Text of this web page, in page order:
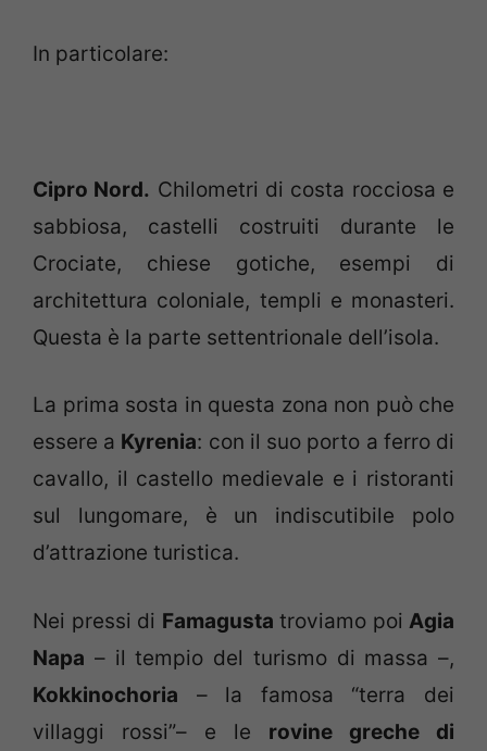
In particolare:
Cipro Nord. Chilometri di costa rocciosa e
sabbiosa, castelli costruiti durante le
Crociate, chiese gotiche, esempi di
architettura coloniale, templi e monasteri.
Questa è la parte settentrionale dell’isola.
La prima sosta in questa zona non può che
essere a Kyrenia: con il suo porto a ferro di
cavallo, il castello medievale e i ristoranti
sul lungomare, è un indiscutibile polo
d’attrazione turistica.
Nei pressi di Famagusta troviamo poi Agia
Napa – il tempio del turismo di massa –,
Kokkinochoria – la famosa “terra dei
villaggi rossi”– e le rovine greche di